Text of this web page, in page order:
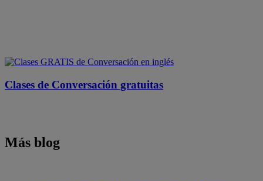
Clases de Conversación gratuitas
Más blog